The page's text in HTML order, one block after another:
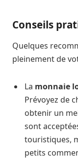
Conseils
Quelques
pleinement de
La monnaie
Prévoyez de
obtenir un
sont
touristiques,
petits